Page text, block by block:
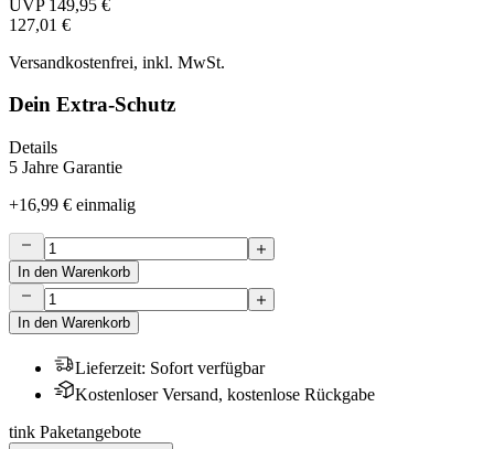
UVP 149,95 €
127,01 €
Versandkostenfrei, inkl. MwSt.
Dein Extra-Schutz
Details
5 Jahre Garantie
+16,99 € einmalig
In den Warenkorb
In den Warenkorb
Lieferzeit: Sofort verfügbar
Kostenloser Versand, kostenlose Rückgabe
tink Paketangebote